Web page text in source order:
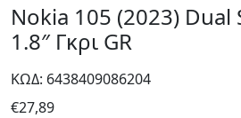
Nokia 105 (2023) Dual
1.8″ Γκρι GR
ΚΩΔ: 6438409086204
€27,89